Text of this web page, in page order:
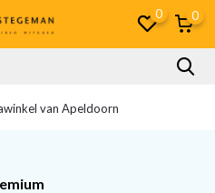
0 0
van Apeldoorn